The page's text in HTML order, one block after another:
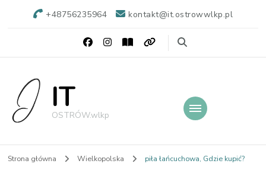
+48756235964 kontakt@it.ostrowwlkp.pl
IT
OSTRÓW.wlkp
Strona główna Wielkopolska piła łańcuchowa, Gdzie kupić?